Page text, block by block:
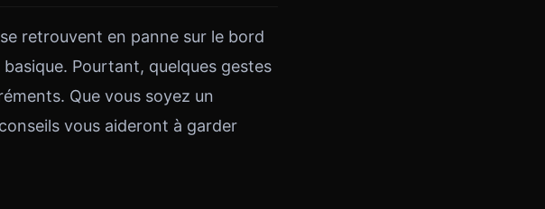
retrouvent en panne sur le bord
basique. Pourtant, quelques gestes
Que vous soyez un
vous aideront à garder